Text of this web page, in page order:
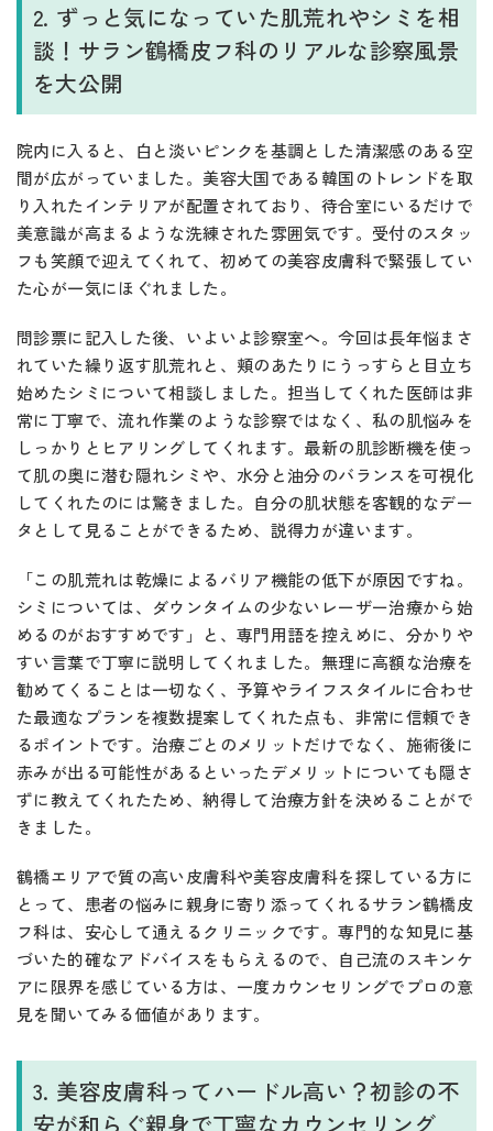
2. ずっと気になっていた肌荒れやシミを相
談！サラン鶴橋皮フ科のリアルな診察風景
を大公開
院内に入ると、白と淡いピンクを基調とした清潔感のある空
間が広がっていました。美容大国である韓国のトレンドを取
り入れたインテリアが配置されており、待合室にいるだけで
美意識が高まるような洗練された雰囲気です。受付のスタッ
フも笑顔で迎えてくれて、初めての美容皮膚科で緊張してい
た心が一気にほぐれました。
問診票に記入した後、いよいよ診察室へ。今回は長年悩まさ
れていた繰り返す肌荒れと、頬のあたりにうっすらと目立ち
始めたシミについて相談しました。担当してくれた医師は非
常に丁寧で、流れ作業のような診察ではなく、私の肌悩みを
しっかりとヒアリングしてくれます。最新の肌診断機を使っ
て肌の奥に潜む隠れシミや、水分と油分のバランスを可視化
してくれたのには驚きました。自分の肌状態を客観的なデー
タとして見ることができるため、説得力が違います。
「この肌荒れは乾燥によるバリア機能の低下が原因ですね。
シミについては、ダウンタイムの少ないレーザー治療から始
めるのがおすすめです」と、専門用語を控えめに、分かりや
すい言葉で丁寧に説明してくれました。無理に高額な治療を
勧めてくることは一切なく、予算やライフスタイルに合わせ
た最適なプランを複数提案してくれた点も、非常に信頼でき
るポイントです。治療ごとのメリットだけでなく、施術後に
赤みが出る可能性があるといったデメリットについても隠さ
ずに教えてくれたため、納得して治療方針を決めることがで
きました。
鶴橋エリアで質の高い皮膚科や美容皮膚科を探している方に
とって、患者の悩みに親身に寄り添ってくれるサラン鶴橋皮
フ科は、安心して通えるクリニックです。専門的な知見に基
づいた的確なアドバイスをもらえるので、自己流のスキンケ
アに限界を感じている方は、一度カウンセリングでプロの意
見を聞いてみる価値があります。
3. 美容皮膚科ってハードル高い？初診の不
安が和らぐ親身で丁寧なカウンセリング